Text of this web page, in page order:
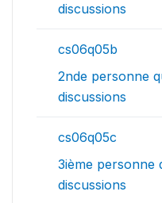
discussions
cs06q05b
2nde personne
discussions
cs06q05c
3ième personne
discussions